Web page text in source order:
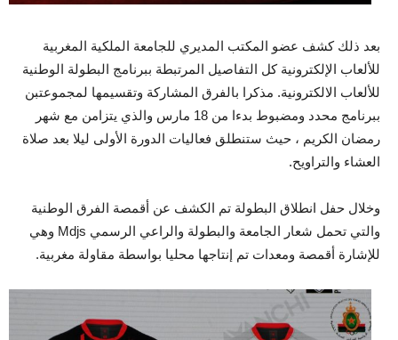
بعد ذلك كشف عضو المكتب المديري للجامعة الملكية المغربية
للألعاب الإلكترونية كل التفاصيل المرتبطة ببرنامج البطولة الوطنية
للألعاب الالكترونية. مذكرا بالفرق المشاركة وتقسيمها لمجموعتبن
ببرنامج محدد ومضبوط بدءا من 18 مارس والذي يتزامن مع شهر
رمضان الكريم ، حيث ستنطلق فعاليات الدورة الأولى ليلا بعد صلاة
العشاء والتراويح.
وخلال حفل انطلاق البطولة تم الكشف عن أقمصة الفرق الوطنية
والتي تحمل شعار الجامعة والبطولة والراعي الرسمي Mdjs وهي
للإشارة أقمصة ومعدات تم إنتاجها محليا بواسطة مقاولة مغربية.